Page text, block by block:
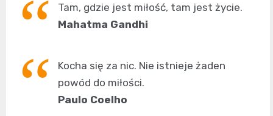
Tam, gdzie jest miłość, tam jest życie.
Mahatma Gandhi
Kocha się za nic. Nie istnieje żaden
powód do miłości.
Paulo Coelho